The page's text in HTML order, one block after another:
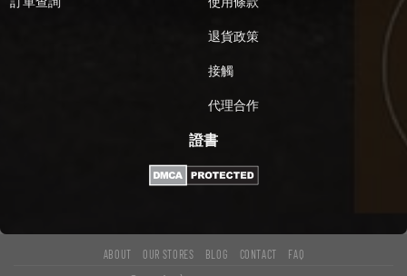
退貨政策
接觸
代理合作
證書
ABOUT OUR STORES BLOG CONTACT FAQ